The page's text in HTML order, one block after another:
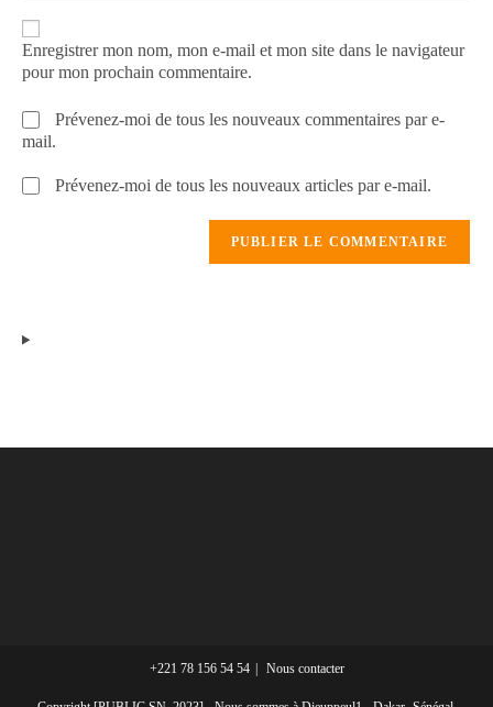
Enregistrer mon nom, mon e-mail et mon site dans le navigateur
pour mon prochain commentaire.
Prévenez-moi de tous les nouveaux commentaires par e-
mail.
Prévenez-moi de tous les nouveaux articles par e-mail.
+221 78 156 54 54 Nous contacter